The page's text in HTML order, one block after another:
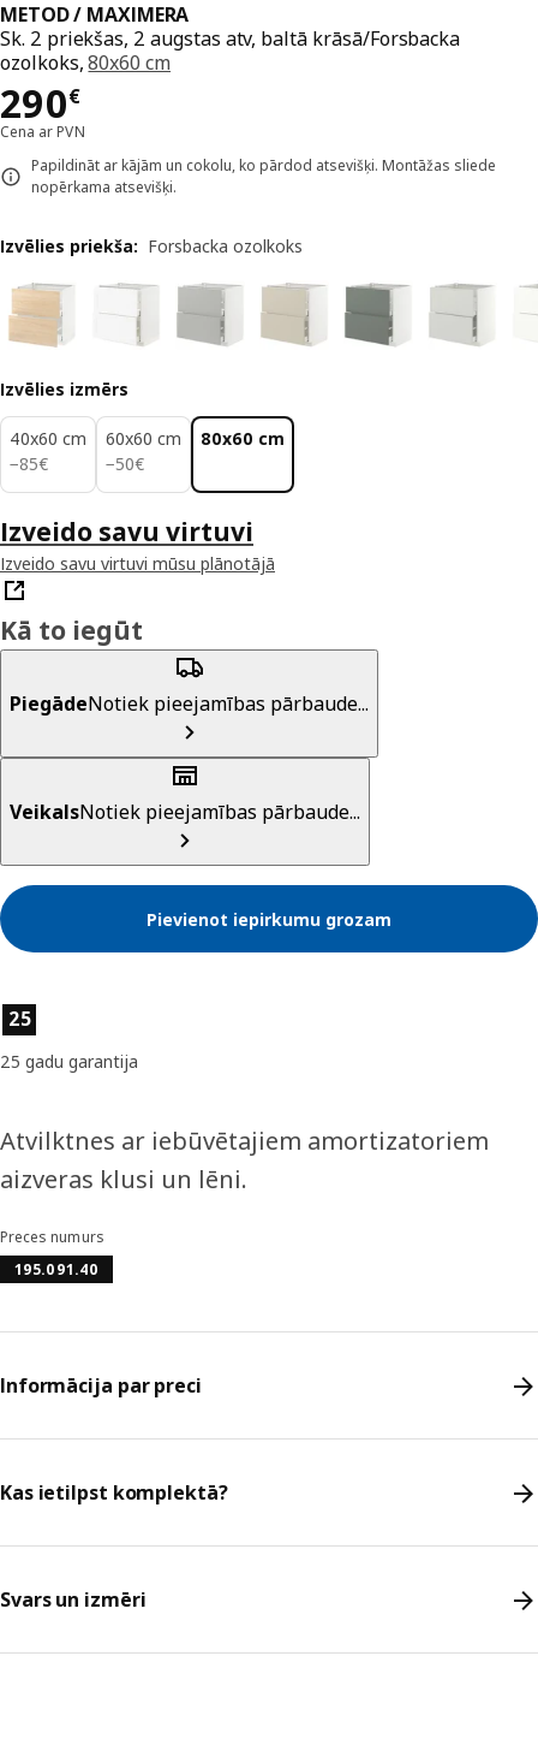
METOD / MAXIMERA
Sk. 2 priekšas, 2 augstas atv, baltā krāsā/Forsbacka
ozolkoks,80x60 cm
290€
Cena 290€
Cena ar PVN
Papildināt ar kājām un cokolu, ko pārdod atsevišķi. Montāžas sliede
nopērkama atsevišķi.
Izvēlies priekša: Forsbacka ozolkoks
Izvēlies izmērs
40x60 cm
−85€
85€
60x60 cm
−50€
50€
80x60 cm
Izveido savu virtuvi
Izveido savu virtuvi mūsu plānotājā
Kā to iegūt
PiegādeNotiek pieejamības pārbaude...
VeikalsNotiek pieejamības pārbaude...
Pievienot iepirkumu grozam
Preces īpašības
25
25 gadu garantija
Atvilktnes ar iebūvētajiem amortizatoriem
aizveras klusi un lēni.
Preces numurs
195.091.40
Informācija par preci
Kas ietilpst komplektā?
Svars un izmēri